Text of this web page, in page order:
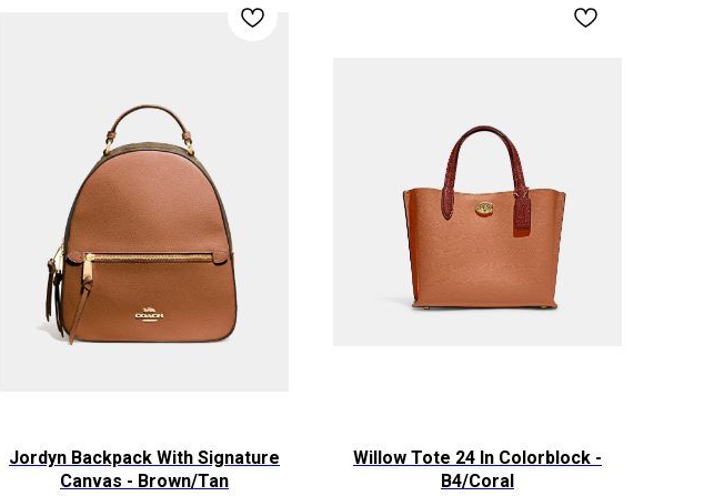
Jordyn Backpack With Signature
Canvas - Brown/Tan
Willow Tote 24 In Colorblock -
B4/Coral